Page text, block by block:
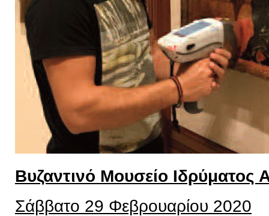
Βυζαντινό Μουσείο Ιδρύματος
Σάββατο 29 Φεβρουαρίου 2020